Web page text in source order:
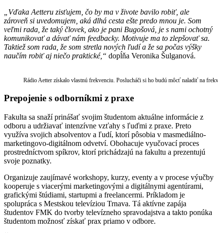
„Vďaka Aetteru zisťujem, čo by ma v živote bavilo robiť, ale
zároveň si uvedomujem, aká dlhá cesta ešte predo mnou je. Som
veľmi rada, že taký človek, ako je pani Bugošová, je s nami ochotný
komunikovať a dávať nám feedbacky. Motivuje ma to zlepšovať sa.
Taktiež som rada, že som stretla nových ľudí a že sa počas výšky
naučím robiť aj niečo praktické,“ dopĺňa Veronika Šulganová.
Rádio Aetter získalo vlastnú frekvenciu. Poslucháči si ho budú môcť naladiť na
Prepojenie s odborníkmi z praxe
Fakulta sa snaží prinášať svojim študentom aktuálne informácie z
odboru a udržiavať intenzívne vzťahy s ľuďmi z praxe. Preto
využíva svojich absolventov a ľudí, ktorí pôsobia v masmediálno-
marketingovo-digitálnom odvetví. Obohacuje vyučovací proces
prostredníctvom spíkrov, ktorí prichádzajú na fakultu a prezentujú
svoje poznatky.
Organizuje zaujímavé workshopy, kurzy, eventy a v procese výučby
kooperuje s viacerými marketingovými a digitálnymi agentúrami,
grafickými štúdiami, startupmi a freelancermi. Príkladom je
spolupráca s Mestskou televíziou Trnava. Tá aktívne zapája
študentov FMK do tvorby televízneho spravodajstva a takto ponúka
študentom možnosť získať prax priamo v odbore.